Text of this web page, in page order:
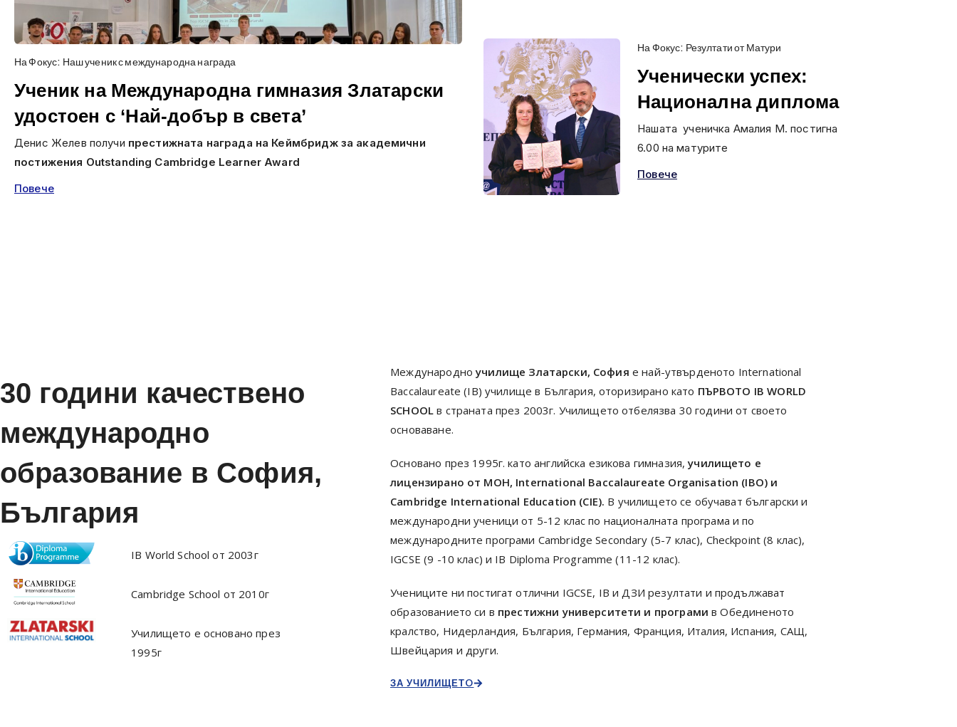
На Фокус: Наш ученик с международна награда
Ученик на Международна гимназия Златарски
удостоен с ‘Най-добър в света’
Денис Желев получи престижната награда на Кеймбридж за академични
постижения Outstanding Cambridge Learner Award
Повече
На Фокус: Резултати от Матури
Ученически успех:
Национална диплома
Нашата ученичка Амалия М. постигна
6.00 на матурите
Повече
30 години качествено
международно
образование в София,
България
IB World School от 2003г
Cambridge School от 2010г
Училището е основано през
1995г
Международно училище Златарски, София е най-утвърденото International
Baccalaureate (IB) училище в България, оторизирано като ПЪРВОТО IB WORLD
SCHOOL в страната през 2003г. Училището отбелязва 30 години от своето
основаване.
Основано през 1995г. като английска езикова гимназия,училището е
лицензирано от МОН, International Baccalaureate Organisation (IBO) и
Cambridge International Education (CIE). В училището се обучават български и
международни ученици от 5-12 клас по националната програма и по
международните програми Cambridge Secondary (5-7 клас), Checkpoint (8 клас),
IGCSE (9 -10 клас) и IB Diploma Programme (11-12 клас).
Учениците ни постигат отлични IGCSE, IB и ДЗИ резултати и продължават
образованието си в престижни университети и програми в Обединеното
кралство, Нидерландия, България, Германия, Франция, Италия, Испания, САЩ,
Швейцария и други.
ЗА УЧИЛИЩЕТO